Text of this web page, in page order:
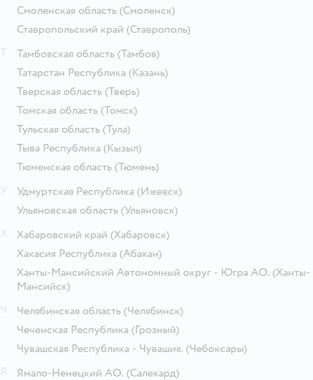
Смоленская область (Смоленск)
Ставропольский край (Ставрополь)
Тамбовская область (Тамбов)
Татарстан Республика (Казань)
Тверская область (Тверь)
Томская область (Томск)
Тульская область (Тула)
Тыва Республика (Кызыл)
Тюменская область (Тюмень)
Удмуртская Республика (Ижевск)
Ульяновская область (Ульяновск)
Хабаровский край (Хабаровск)
Хакасия Республика (Абакан)
Ханты-Мансийский Автономный округ - Югра АО. (Ханты-
Мансийск)
Челябинская область (Челябинск)
Чеченская Республика (Грозный)
Чувашская Республика - Чувашия. (Чебоксары)
Ямало-Ненецкий АО. (Салехард)